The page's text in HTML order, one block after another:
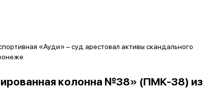
колонна №38» (ПМК-38) из